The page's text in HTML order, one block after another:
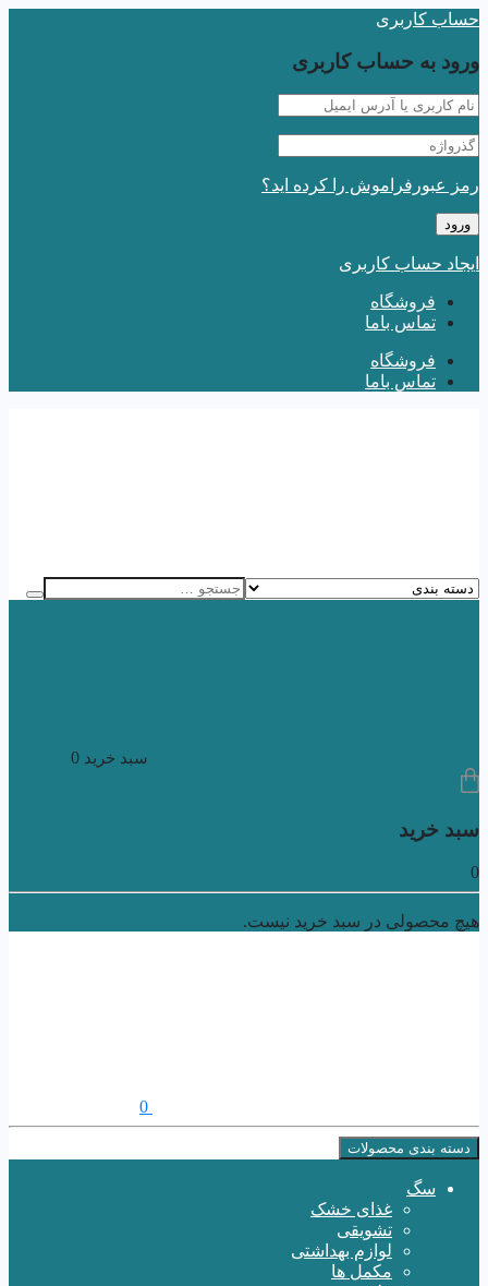
حساب کاربری
ورود به حساب کاربری
رمز عبورفراموش را کرده اید؟
ایجاد حساب کاربری
فروشگاه
تماس باما
فروشگاه
تماس باما
سبد خرید 0
سبد خرید
0
هیچ محصولی در سبد خرید نیست.
0
دسته بندی محصولات
سگ
غذای خشک
تشویقی
لوازم بهداشتی
مکمل ها